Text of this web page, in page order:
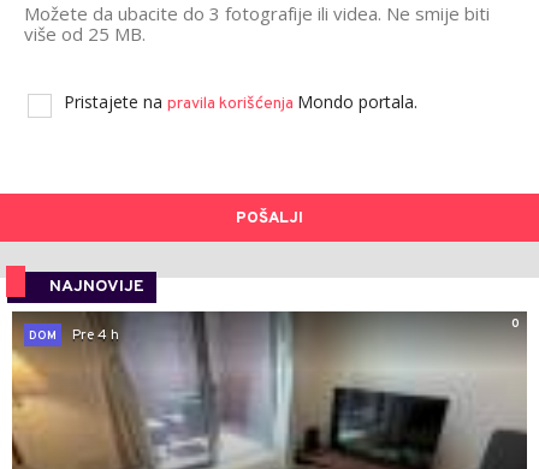
Možete da ubacite do 3 fotografije ili videa. Ne smije biti
više od 25 MB.
Pristajete na pravila korišćenja Mondo portala.
POŠALJI
NAJNOVIJE
0
DOM
Pre 4 h